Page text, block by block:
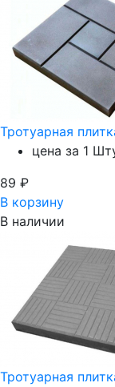
Тротуарная
цена за 1
89 ₽
В корзину
В наличии
Тротуарная